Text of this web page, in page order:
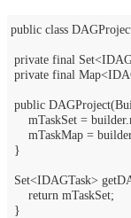
public class
private final
private final
public
mTaskSet =
mTaskMap =
}
Set<IDAGTask>
return mTaskSet;
}